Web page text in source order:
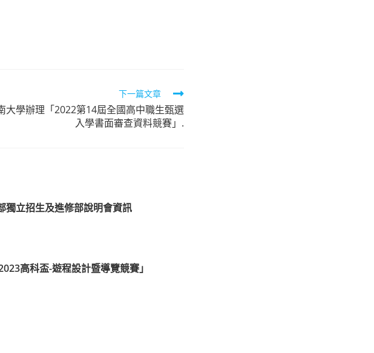
下一篇文章
大學辦理「2022第14屆全國高中職生甄選
入學書面審查資料競賽」.
獨立招生及進修部說明會資訊
高科盃-遊程設計暨導覽競賽」